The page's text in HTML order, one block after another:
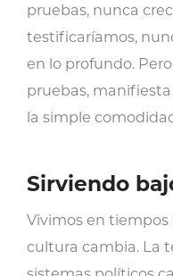
pruebas, nunca
testificaríamos,
en lo profundo.
pruebas,
la simple
Sirviendo
Vivimos en tiempos
cultura cambia. La